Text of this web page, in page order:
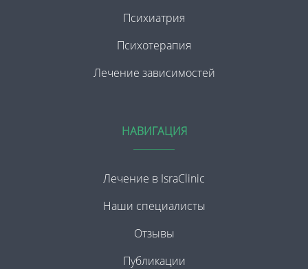
Психиатрия
Психотерапия
Лечение зависимостей
НАВИГАЦИЯ
Лечение в IsraClinic
Наши специалисты
Отзывы
Публикации